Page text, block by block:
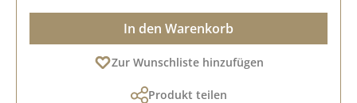
In den Warenkorb
Zur Wunschliste hinzufügen
Produkt teilen